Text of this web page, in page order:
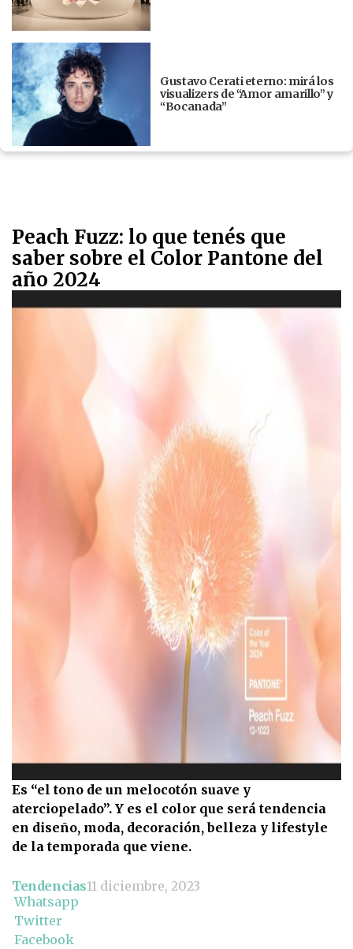
Gustavo Cerati eterno: mirá los
visualizers de “Amor amarillo” y
“Bocanada”
Peach Fuzz: lo que tenés que
saber sobre el Color Pantone del
año 2024
Es “el tono de un melocotón suave y
aterciopelado”. Y es el color que será tendencia
en diseño, moda, decoración, belleza y lifestyle
de la temporada que viene.
Tendencias11 diciembre, 2023
Whatsapp
Twitter
Facebook